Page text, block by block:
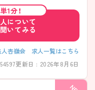
ることや、遠方の方でも通
使用した通勤も許可してお
ります！夜勤→夜勤明→休の
3日休み希望OKなど、「長
安心して勤務ができる病院で
を確保 ・勉強会や委員会によ
取得しやすい運用 → 無理
1分！
について
いてみる
人杏嶺会 求人一覧はこちら
更新日 : 2026年8月6日